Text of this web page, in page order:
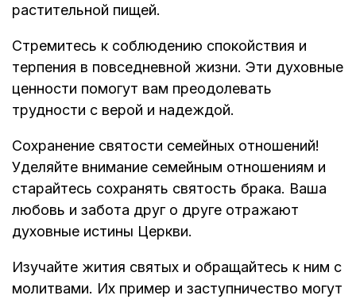
растительной пищей.
Стремитесь к соблюдению спокойствия и
терпения в повседневной жизни. Эти духовные
ценности помогут вам преодолевать
трудности с верой и надеждой.
Сохранение святости семейных отношений!
Уделяйте внимание семейным отношениям и
старайтесь сохранять святость брака. Ваша
любовь и забота друг о друге отражают
духовные истины Церкви.
Изучайте жития святых и обращайтесь к ним с
молитвами. Их пример и заступничество могут